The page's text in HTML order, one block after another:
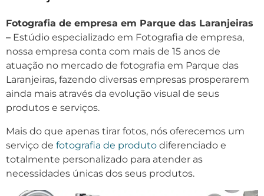
Fotografia de empresa em Parque das Laranjeiras
– Estúdio especializado em Fotografia de empresa,
nossa empresa conta com mais de 15 anos de
atuação no mercado de fotografia em Parque das
Laranjeiras, fazendo diversas empresas prosperarem
ainda mais através da evolução visual de seus
produtos e serviços.
Mais do que apenas tirar fotos, nós oferecemos um
serviço de fotografia de produto diferenciado e
totalmente personalizado para atender as
necessidades únicas dos seus produtos.